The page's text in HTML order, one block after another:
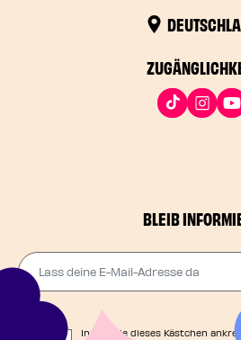
BLEIB
Lass deine E-Mail-Adresse
Indem Sie dieses Kästchen